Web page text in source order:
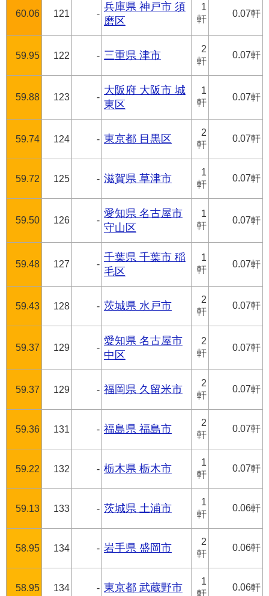
60.06 121 -
兵庫県 神戸市 須
磨区
1
軒
0.07軒
59.95 122 - 三重県 津市
2
軒
0.07軒
59.88 123 -
大阪府 大阪市 城
東区
1
軒
0.07軒
59.74 124 - 東京都 目黒区
2
軒
0.07軒
59.72 125 - 滋賀県 草津市
1
軒
0.07軒
59.50 126 -
愛知県 名古屋市
守山区
1
軒
0.07軒
59.48 127 -
千葉県 千葉市 稲
毛区
1
軒
0.07軒
59.43 128 - 茨城県 水戸市
2
軒
0.07軒
59.37 129 -
愛知県 名古屋市
中区
2
軒
0.07軒
59.37 129 - 福岡県 久留米市
2
軒
0.07軒
59.36 131 - 福島県 福島市
2
軒
0.07軒
59.22 132 - 栃木県 栃木市
1
軒
0.07軒
59.13 133 - 茨城県 土浦市
1
軒
0.06軒
58.95 134 - 岩手県 盛岡市
2
軒
0.06軒
58.95 134 - 東京都 武蔵野市
1
軒
0.06軒